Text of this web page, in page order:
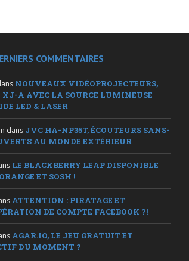
COMMENTAIRES
NOUVEAUX VIDÉOPROJECTEURS,
XJ-A AVEC LA SOURCE LUMINEUSE
LED & LASER
dans JVC HA-NP35T, ÉCOUTEURS SANS-
AU MONDE EXTÉRIEUR
LE BLACKBERRY LEAP DISPONIBLE
ET SOSH !
ATTENTION : PIRATAGE ET
DE COMPTE FACEBOOK ?!
AGAR.IO, LE JEU GRATUIT ET
DU MOMENT ?